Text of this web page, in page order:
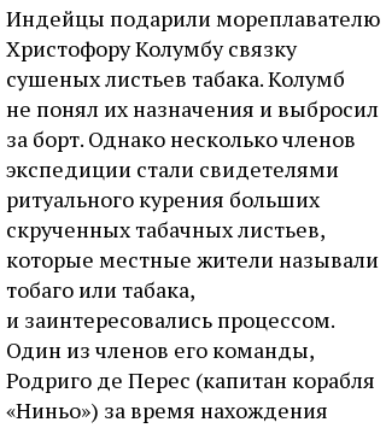
Индейцы подарили мореплавателю
Христофору Колумбу связку
сушеных листьев табака. Колумб
не понял их назначения и выбросил
за борт. Однако несколько членов
экспедиции стали свидетелями
ритуального курения больших
скрученных табачных листьев,
которые местные жители называли
тобаго или табака,
и заинтересовались процессом.
Один из членов его команды,
Родриго де Перес (капитан корабля
«Ниньо») за время нахождения